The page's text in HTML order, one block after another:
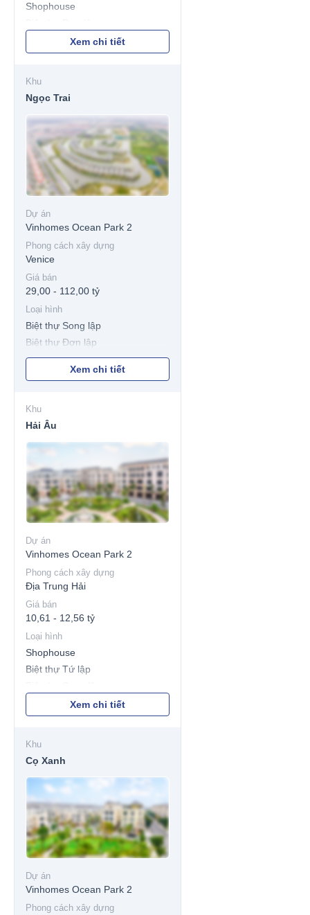
Shophouse
Biệt thự Song lập
Xem chi tiết
Khu
Ngọc Trai
Dự án
Vinhomes Ocean Park 2
Phong cách xây dựng
Venice
Giá bán
29,00 - 112,00 tỷ
Loại hình
Biệt thự Song lập
Biệt thự Đơn lập
Xem chi tiết
Khu
Hải Âu
Dự án
Vinhomes Ocean Park 2
Phong cách xây dựng
Địa Trung Hải
Giá bán
10,61 - 12,56 tỷ
Loại hình
Shophouse
Biệt thự Tứ lập
Biệt thự Đơn lập
Nhà liền kề
Xem chi tiết
Khu
Cọ Xanh
Dự án
Vinhomes Ocean Park 2
Phong cách xây dựng